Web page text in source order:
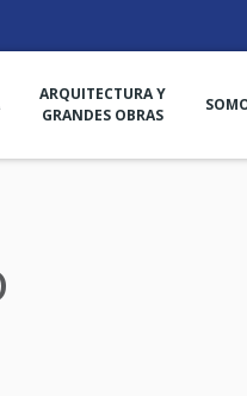
ARQUITECTURA Y
GRANDES OBRAS